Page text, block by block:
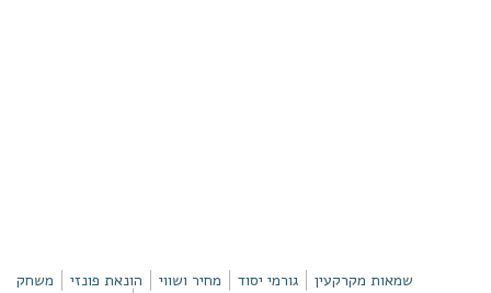
שמאות מקרקעין גורמי יסוד מחיר ושווי הונאת פונזי
משחק